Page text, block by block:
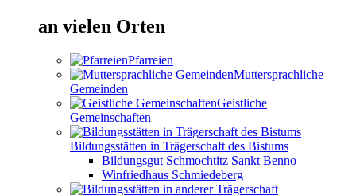
an vielen Orten
Pfarreien
Muttersprachliche
Gemeinden
Geistliche
Gemeinschaften
Bildungsstätten in Trägerschaft des Bistums
Bildungsgut Schmochtitz Sankt Benno
Winfriedhaus Schmiedeberg